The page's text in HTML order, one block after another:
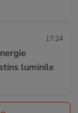
17:24
luminile